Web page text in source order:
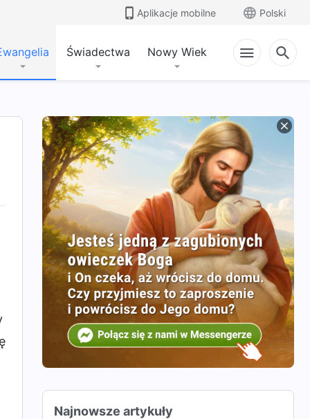
Aplikacje mobilne Polski
Świadectwa Nowy Wiek
Najnowsze artykuły